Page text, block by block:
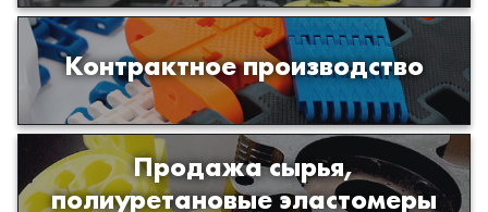
Контрактное производство
Производство изделий из пластиков
и полимеров по образцам либо
чертежам заказчика
Продажа сырья,
полиуретановые эластомеры
Продажа сырья для производства
изделий из полиуретана